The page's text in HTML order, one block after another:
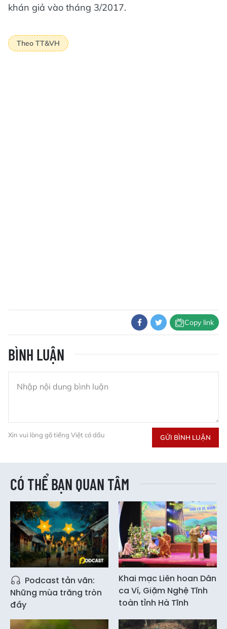
khán giả vào tháng 3/2017.
Theo TT&VH
Copy link
BÌNH LUẬN
Xin vui lòng gõ tiếng Việt có dấu GỬI BÌNH LUẬN
CÓ THỂ BẠN QUAN TÂM
Podcast tản văn:
Những mùa trăng tròn
đầy
Khai mạc Liên hoan Dân
ca Ví, Giặm Nghệ Tĩnh
toàn tỉnh Hà Tĩnh